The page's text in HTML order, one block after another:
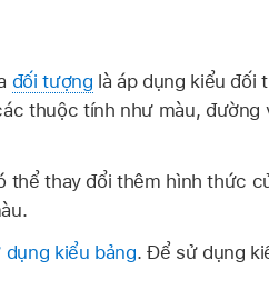
đối tượng là áp dụng kiểu đối
thuộc tính như màu, đường
thể thay đổi thêm hình thức
dụng kiểu bảng. Để sử dụng